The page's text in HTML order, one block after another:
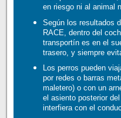
en riesgo ni al animal
Según los resultados
RACE, dentro del
transportín es en el
trasero, y siempre
Los perros pueden
por redes o barras
maletero) o con un
el asiento posterior
interfiera con el